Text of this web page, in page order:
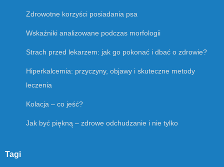
Zdrowotne korzyści posiadania psa
Wskaźniki analizowane podczas morfologii
Strach przed lekarzem: jak go pokonać i dbać o zdrowie?
Hiperkalcemia: przyczyny, objawy i skuteczne metody
leczenia
Kolacja – co jeść?
Jak być piękną – zdrowe odchudzanie i nie tylko
Tagi